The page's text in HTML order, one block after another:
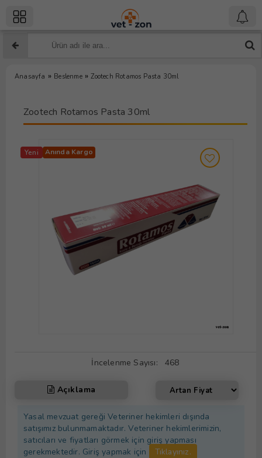
Anasayfa » Beslenme » Zootech Rotamos Pasta 30ml
Zootech Rotamos Pasta 30ml
Yeni Anında Kargo
İncelenme Sayısı: 468
Açıklama
Yasal mevzuat gereği Veteriner hekimleri dışında
satışımız bulunmamaktadır. Veteriner hekimlerimizin,
satıcıları ve fiyatları görmek için giriş yapması
gerekmektedir. Giriş yapmak için
Tıklayınız.